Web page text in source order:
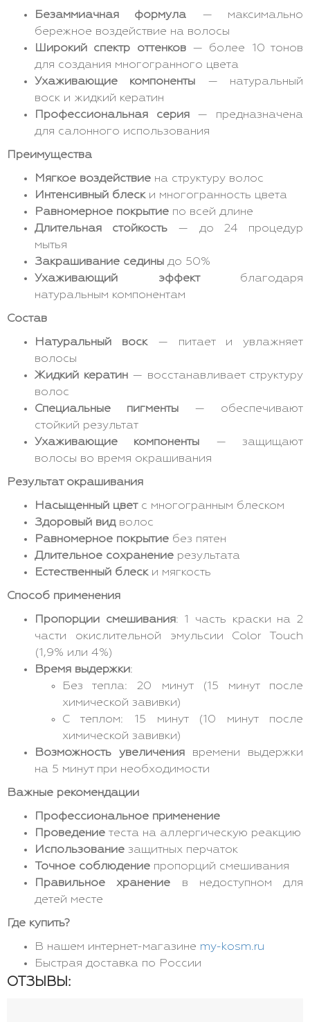
Безаммиачная формула — максимально
бережное воздействие на волосы
Широкий спектр оттенков— более 10 тонов
для создания многогранного цвета
Ухаживающие компоненты — натуральный
воск и жидкий кератин
Профессиональная серия— предназначена
для салонного использования
Преимущества
Мягкое воздействие на структуру волос
Интенсивный блески многогранность цвета
Равномерное покрытие по всей длине
Длительная стойкость — до 24 процедур
мытья
Закрашивание седины до 50%
Ухаживающий эффектблагодаря
натуральным компонентам
Состав
Натуральный воск— питает и увлажняет
волосы
Жидкий кератин— восстанавливает структуру
волос
Специальные пигменты — обеспечивают
стойкий результат
Ухаживающие компоненты — защищают
волосы во время окрашивания
Результат окрашивания
Насыщенный цветс многогранным блеском
Здоровый видволос
Равномерное покрытие без пятен
Длительное сохранение результата
Естественный блески мягкость
Способ применения
Пропорции смешивания: 1 часть краски на 2
части окислительной эмульсии Color Touch
(1,9% или 4%)
Время выдержки:
Без тепла: 20 минут (15 минут после
химической завивки)
С теплом: 15 минут (10 минут после
химической завивки)
Возможность увеличения времени выдержки
на 5 минут при необходимости
Важные рекомендации
Профессиональное применение
Проведение теста на аллергическую реакцию
Использование защитных перчаток
Точное соблюдение пропорций смешивания
Правильное хранение в недоступном для
детей месте
Где купить?
В нашем интернет-магазине my-kosm.ru
Быстрая доставка по России
ОТЗЫВЫ: